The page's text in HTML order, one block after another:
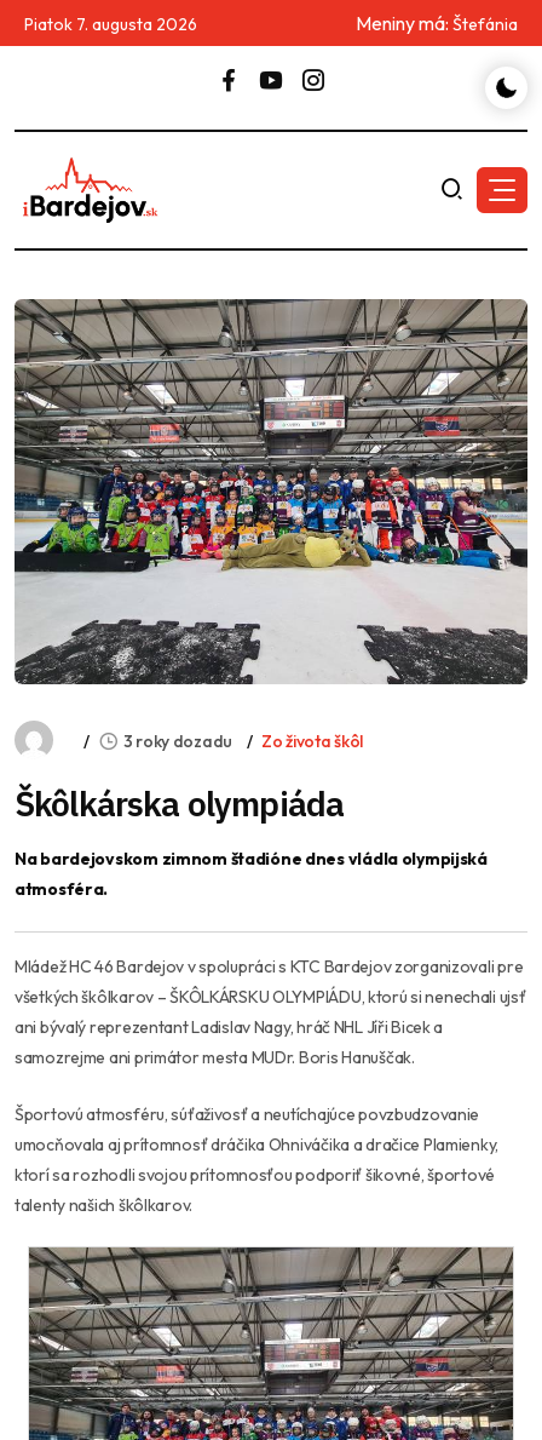
Piatok 7. augusta 2026 Meniny má: Štefánia
3 roky dozadu Zo života škôl
Škôlkárska olympiáda
Na bardejovskom zimnom štadióne dnes vládla olympijská
atmosféra.
Mládež HC 46 Bardejov v spolupráci s KTC Bardejov zorganizovali pre
všetkých škôlkarov – ŠKÔLKÁRSKU OLYMPIÁDU, ktorú si nenechali ujsť
ani bývalý reprezentant Ladislav Nagy, hráč NHL Jíři Bicek a
samozrejme ani primátor mesta MUDr. Boris Hanuščak.
Športovú atmosféru, súťaživosť a neutíchajúce povzbudzovanie
umocňovala aj prítomnosť dráčika Ohniváčika a dračice Plamienky,
ktorí sa rozhodli svojou prítomnosťou podporiť šikovné, športové
talenty našich škôlkarov.